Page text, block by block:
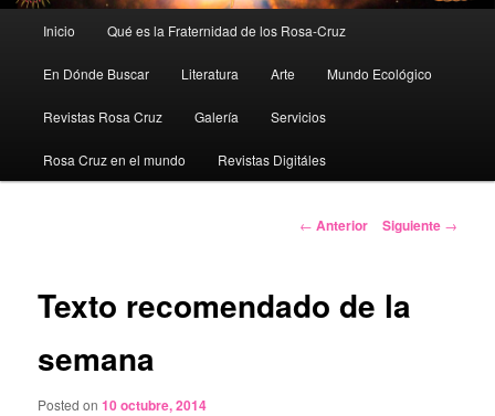
principal
Inicio Qué es la Fraternidad de los Rosa-Cruz
En Dónde Buscar Literatura Arte Mundo Ecológico
Revistas Rosa Cruz Galería Servicios
Rosa Cruz en el mundo Revistas Digitáles
Navegación
← Anterior Siguiente →
Texto recomendado de la
semana
Posted on10 octubre, 2014